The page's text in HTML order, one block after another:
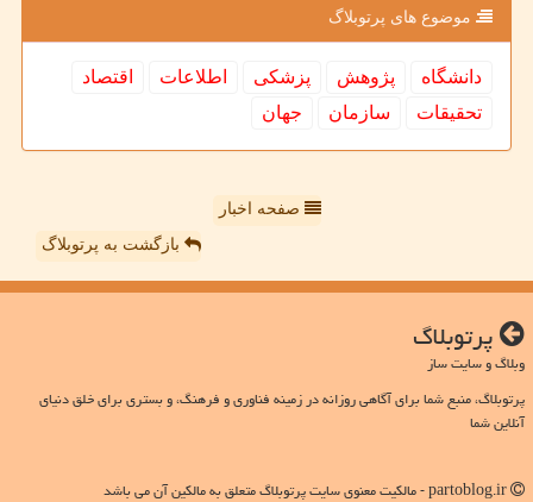
موضوع های پرتوبلاگ
دانشگاه پژوهش پزشكی اطلاعات
اقتصاد
تحقیقات
سازمان جهان
صفحه اخبار
بازگشت به پرتوبلاگ
پرتوبلاگ
وبلاگ و سایت ساز
پرتوبلاگ، منبع شما برای آگاهی روزانه در زمینه فناوری و فرهنگ، و بستری برای خلق دنیای
آنلاین شما